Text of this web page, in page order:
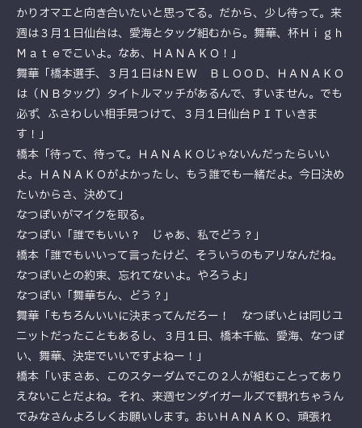
かりオマエと向き合いたいと思ってる。だから、少し待って。来
週は３月１日仙台は、愛海とタッグ組むから。舞華、杯Ｈｉｇｈ
Ｍａｔｅでこいよ。なあ、ＨＡＮＡＫＯ！」
舞華「橋本選手、３月１日はＮＥＷ ＢＬＯＯＤ、ＨＡＮＡＫＯ
は（ＮＢタッグ）タイトルマッチがあるんで、すいません。でも
必ず、ふさわしい相手見つけて、３月１日仙台ＰＩＴいきま
す！」
橋本「待って、待って。ＨＡＮＡＫＯじゃないんだったらいい
よ。ＨＡＮＡＫＯがよかったし、もう誰でも一緒だよ。今日決め
たいからさ、決めて」
なつぽいがマイクを取る。
なつぽい「誰でもいい？ じゃあ、私でどう？」
橋本「誰でもいいって言ったけど、そういうのもアリなんだね。
なつぽいとの約束、忘れてないよ。やろうよ」
なつぽい「舞華ちん、どう？」
舞華「もちろんいいに決まってんだろー！ なつぽいとは同じユ
ニットだったこともあるし、３月１日、橋本千紘、愛海、なつぽ
い、舞華、決定でいいですよねー！」
橋本「いまさあ、このスターダムでこの２人が組むことってあり
えないことだよね。それ、来週センダイガールズで観れちゃうん
でみなさんよろしくお願いします。おいＨＡＮＡＫＯ、頑張れ